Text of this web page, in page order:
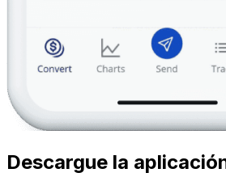
Descargue la